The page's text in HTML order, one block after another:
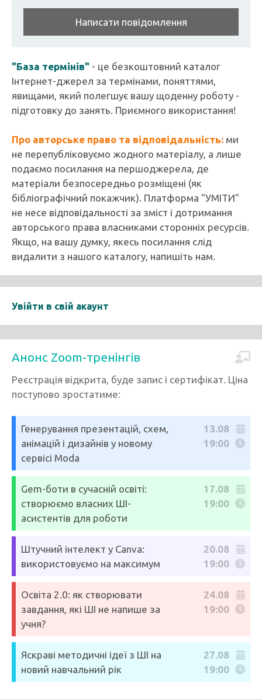
Написати повідомлення
"База термінів" - це безкоштовний каталог
Інтернет-джерел за термінами, поняттями,
явищами, який полегшує вашу щоденну роботу -
підготовку до занять. Приємного використання!
Про авторське право та відповідальність: ми
не перепубліковуємо жодного матеріалу, а лише
подаємо посилання на першоджерела, де
матеріали безпосередньо розміщені (як
бібліографічний покажчик). Платформа "УМІТИ"
не несе відповідальності за зміст і дотримання
авторського права власниками сторонніх ресурсів.
Якщо, на вашу думку, якесь посилання слід
видалити з нашого каталогу, напишіть нам.
Увійти в свій акаунт
Анонс Zoom-тренінгів
Реєстрація відкрита, буде запис і сертифікат. Ціна
поступово зростатиме:
Генерування презентацій, схем,
анімацій і дизайнів у новому
сервісі Moda
13.08
19:00
Gem-боти в сучасній освіті:
створюємо власних ШІ-
асистентів для роботи
17.08
19:00
Штучний інтелект у Canva:
використовуємо на максимум
20.08
19:00
Освіта 2.0: як створювати
завдання, які ШІ не напише за
учня?
24.08
19:00
Яскраві методичні ідеї з ШІ на
новий навчальний рік
27.08
19:00